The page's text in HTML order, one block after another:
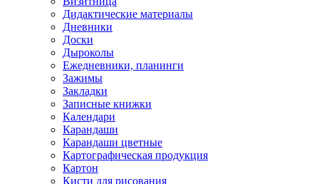
Дидактические материалы
Дневники
Доски
Дыроколы
Ежедневники, планинги
Зажимы
Закладки
Записные книжки
Календари
Карандаши
Карандаши цветные
Картографическая продукция
Картон
Кисти для рисования